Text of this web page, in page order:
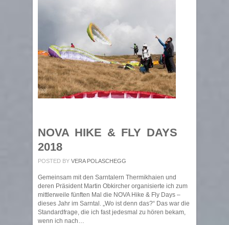
NOVA HIKE & FLY DAYS
2018
POSTED BY VERA POLASCHEGG
Gemeinsam mit den Sarntalern Thermikhaien und
deren Präsident Martin Obkircher organisierte ich zum
mittlerweile fünften Mal die NOVA Hike & Fly Days –
dieses Jahr im Sarntal. „Wo ist denn das?“ Das war die
Standardfrage, die ich fast jedesmal zu hören bekam,
wenn ich nach…